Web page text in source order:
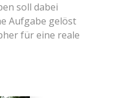
soll dabei
Aufgabe gelöst
für eine reale